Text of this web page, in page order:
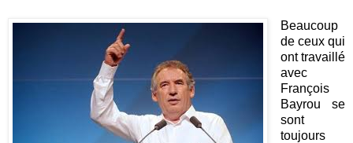
Beaucoup
de ceux qui
ont travaillé
avec
François
Bayrou se
sont
toujours